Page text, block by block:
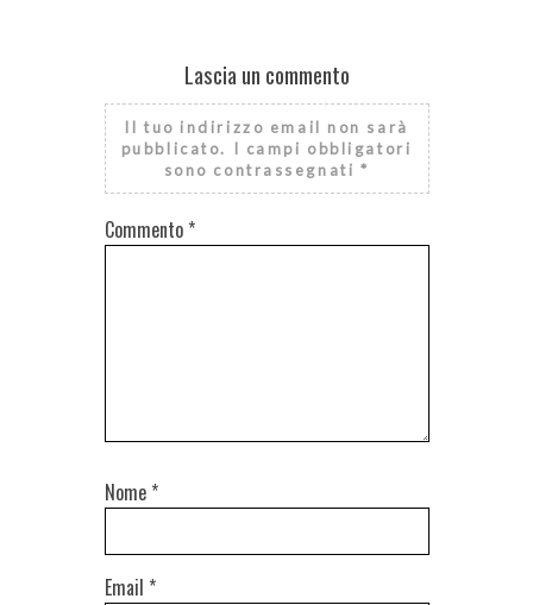
Lascia un commento
Il tuo indirizzo email non sarà
pubblicato.
I campi obbligatori
sono contrassegnati *
Commento *
Nome *
Email *